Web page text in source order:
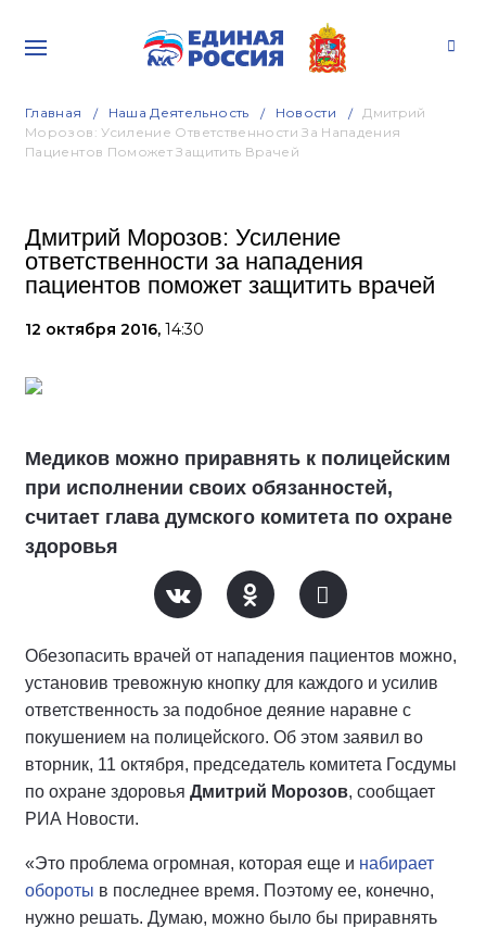
Главная Наша Деятельность Новости
Дмитрий
Морозов: Усиление Ответственности За Нападения
Пациентов Поможет Защитить Врачей
Дмитрий Морозов: Усиление
ответственности за нападения
пациентов поможет защитить врачей
12 октября 2016, 14:30
Медиков можно приравнять к полицейским
при исполнении своих обязанностей,
считает глава думского комитета по охране
здоровья
Обезопасить врачей от нападения пациентов можно,
установив тревожную кнопку для каждого и усилив
ответственность за подобное деяние наравне с
покушением на полицейского. Об этом заявил во
вторник, 11 октября, председатель комитета Госдумы
по охране здоровья Дмитрий Морозов, сообщает
РИА Новости.
«Это проблема огромная, которая еще и набирает
обороты в последнее время. Поэтому ее, конечно,
нужно решать. Думаю, можно было бы приравнять